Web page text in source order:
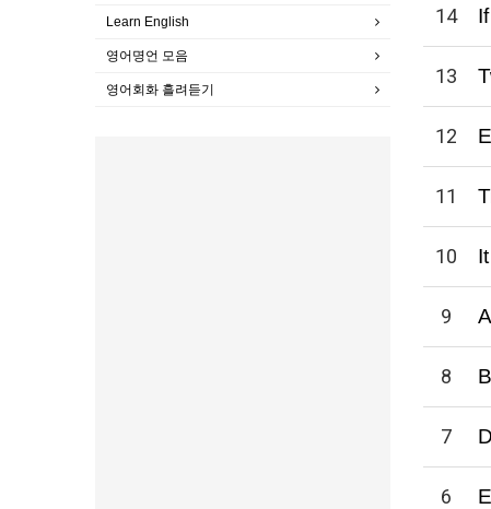
14
13
12
11
10
9
8
7
6
Learn English
영어명언 모음
영어회화 흘려듣기